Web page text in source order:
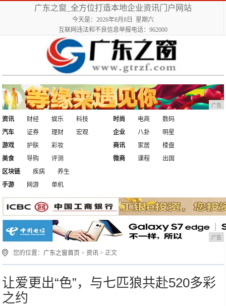
广东之窗_全方位打造本地企业资讯门户网站
今天是：2026年8月8日 星期六
互联网违法和不良信息举报电话：962000
广告
资讯 财经 娱乐
科技
汽车
证券 理财 宏观
时尚 电商
数码
企业
八卦
明星
游戏
护肤
彩妆
美食
导购 评测
商讯 家居
楼盘
微商
课程
出国
区块链
疾病
养生
手游
网游 单机
广告
您的位置： 广东之窗首页 >资讯 > 正文
让爱更出“色”，与七匹狼共赴520多彩
之约